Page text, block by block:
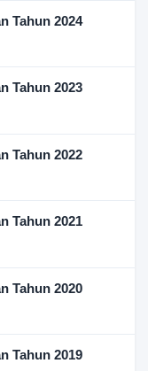
Tahun 2024
Tahun 2023
Tahun 2022
Tahun 2021
Tahun 2020
Tahun 2019